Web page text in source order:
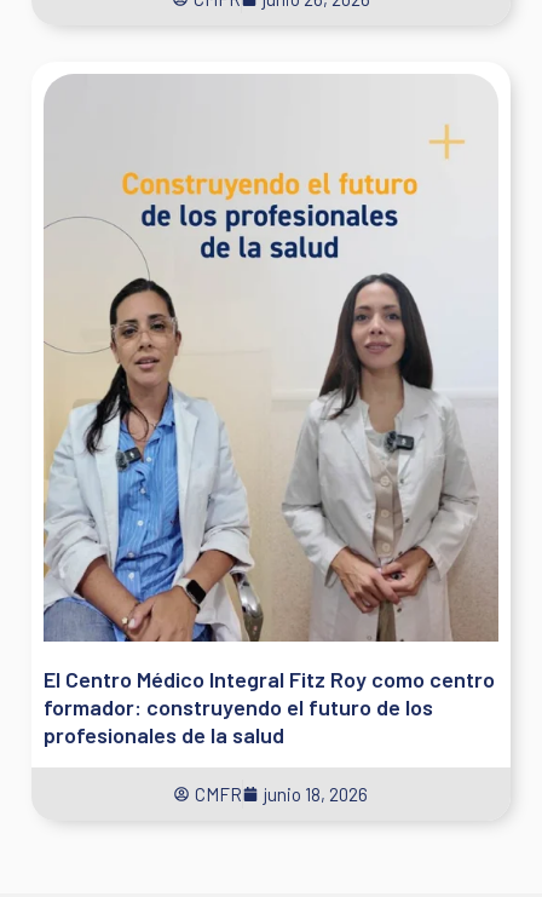
El Centro Médico Integral Fitz Roy como centro
formador: construyendo el futuro de los
profesionales de la salud
CMFR junio 18, 2026